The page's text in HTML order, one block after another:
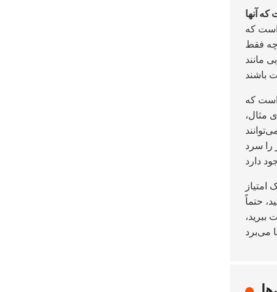
آنها
است که
چه فقط
مانند
است که
مثال،
را سرد
حتماً
ببرید،